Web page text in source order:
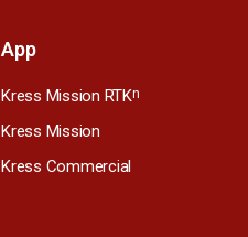
App
Kress Mission RTKn
Kress Mission
Kress Commercial